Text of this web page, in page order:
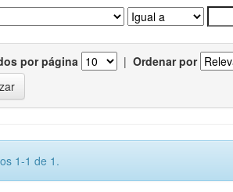
por página | Ordenar por
1-1 de 1.